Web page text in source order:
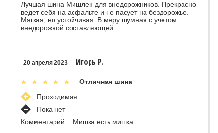
Лучшая шина Мишлен для внедорожников. Прекрасно
ведет себя на асфальте и не пасует на бездорожье.
Мягкая, но устойчивая. В меру шумная с учетом
внедорожной составляющей.
20 апреля 2023 Игорь Р.
Отличная шина
Проходимая
Пока нет
Комментарий:
Мишка есть мишка